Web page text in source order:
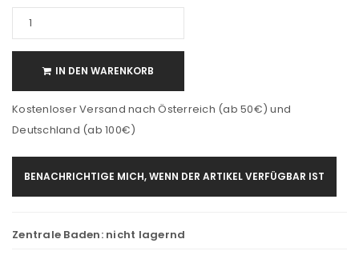
IN DEN WARENKORB
Kostenloser Versand nach Österreich (ab 50€) und
Deutschland (ab 100€)
BENACHRICHTIGE MICH, WENN DER ARTIKEL VERFÜGBAR IST
Zentrale Baden: nicht lagernd